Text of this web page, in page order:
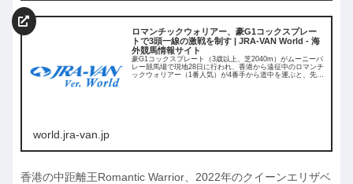
ロマンチックウォリアー、豪G1コックスプレー
トで3頭一線の激戦を制す | JRA-VAN World - 海
外競馬情報サイト
豪G1コックスプレート（3歳以上、芝2040m）がムーニーバ
レー競馬場で現地28日に行われ、香港から遠征中のロマンチ
ックウォリアー（1番人気）が4番手から道中を運ぶと、先行
world.jra-van.jp
香港の中距離王Romantic Warrior、2022年のクイーンエリザベ